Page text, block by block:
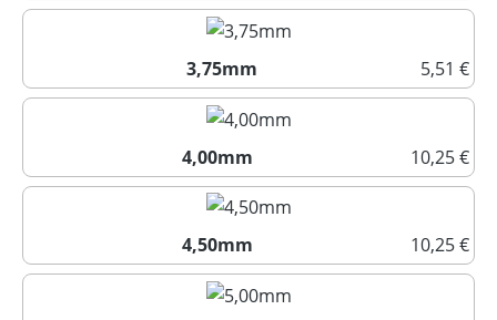
3,50mm
3,75mm
5,51 €
3,75mm
4,00mm
10,25 €
4,00mm
4,50mm
10,25 €
4,50mm